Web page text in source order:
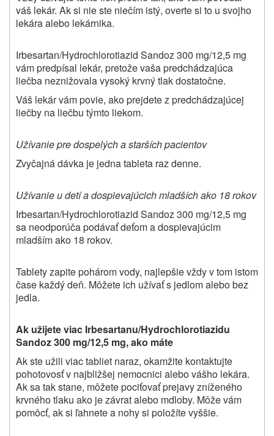
váš lekár. Ak si nie ste niečím istý, overte si to u svojho
lekára alebo lekárnika.
Irbesartan/Hydrochlorotiazid Sandoz 300 mg/12,5 mg
vám predpísal lekár, pretože vaša predchádzajúca
liečba neznižovala vysoký krvný tlak dostatočne.
Váš lekár vám povie, ako prejdete z predchádzajúcej
liečby na liečbu týmto liekom.
Užívanie pre dospelých a starších pacientov
Zvyčajná dávka je jedna tableta raz denne.
Užívanie u detí a dospievajúcich mladších ako 18 rokov
Irbesartan/Hydrochlorotiazid Sandoz 300 mg/12,5 mg
sa neodporúča podávať deťom a dospievajúcim
mladším ako 18 rokov.
Tablety zapite pohárom vody, najlepšie vždy v tom istom
čase každý deň. Môžete ich užívať s jedlom alebo bez
jedla.
Ak užijete viac Irbesartanu/Hydrochlorotiazidu
Sandoz 300 mg/12,5 mg, ako máte
Ak ste užili viac tabliet naraz, okamžite kontaktujte
pohotovosť v najbližšej nemocnici alebo vášho lekára.
Ak sa tak stane, môžete pociťovať prejavy zníženého
krvného tlaku ako je závrat alebo mdloby. Môže vám
pomôcť, ak si ľahnete a nohy si položíte vyššie.